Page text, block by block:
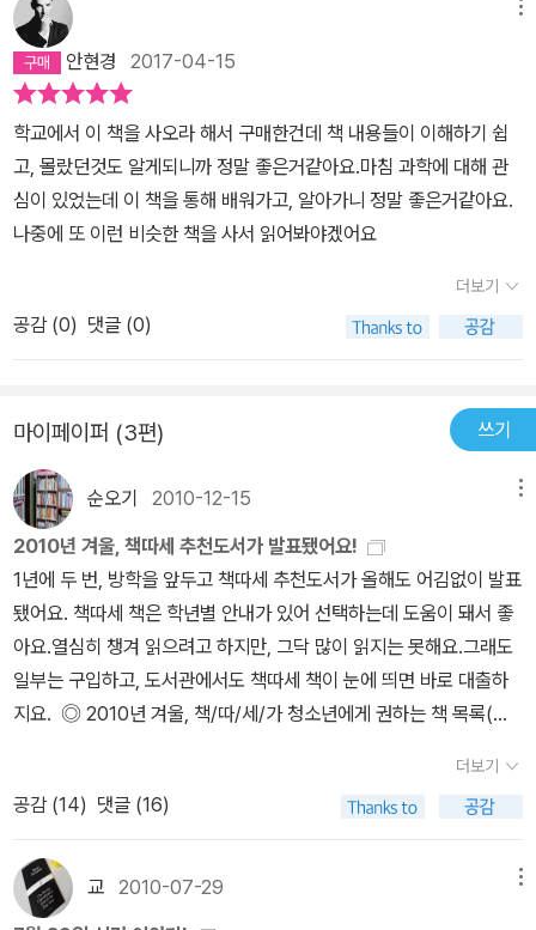
안현경 2017-04-15
학교에서 이 책을 사오라 해서 구매한건데 책 내용들이 이해하기 쉽
고, 몰랐던것도 알게되니까 정말 좋은거같아요.마침 과학에 대해 관
심이 있었는데 이 책을 통해 배워가고, 알아가니 정말 좋은거같아요.
나중에 또 이런 비슷한 책을 사서 읽어봐야겠어요
더보기
공감 (0) 댓글 (0)
마이페이퍼 (3편) 쓰기
순오기 2010-12-15
2010년 겨울, 책따세 추천도서가 발표됐어요!
1년에 두 번, 방학을 앞두고 책따세 추천도서가 올해도 어김없이 발표
됐어요. 책따세 책은 학년별 안내가 있어 선택하는데 도움이 돼서 좋
아요.열심히 챙겨 읽으려고 하지만, 그닥 많이 읽지는 못해요.그래도
일부는 구입하고, 도서관에서도 책따세 책이 눈에 띄면 바로 대출하
지요. ◎ 2010년 겨울, 책/따/세/가 청소년에게 권하는 책 목록(분
소 (중1부터)『우리들의 최악의 여름』, 사소 요코 지음, 우리교육 (중1
부터)『가족입니까』, 김해원, 바람의 아이들 (중2부터) 『시튼 탐정 동
물기』, 야나기 코지 지음, 루비박스 (중2부터)『합체』, 박지리 지음, 사
계절 (중3부터)『다이브1,2』, 모리 에토 지음, 까멜레옹 (중3부터)『난
네가 싫어』, 케이트 맥카프리 지음, 다른 (중3부터)『열아홉의 프리
더보기
공감 (14) 댓글 (16)
교 2010-07-29